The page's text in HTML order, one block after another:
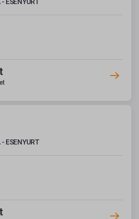
ESENYURT